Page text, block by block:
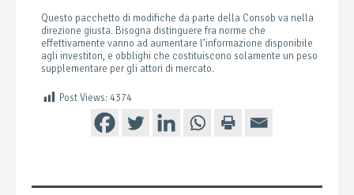
Questo pacchetto di modifiche da parte della Consob va nella
direzione giusta. Bisogna distinguere fra norme che
effettivamente vanno ad aumentare l’informazione disponibile
agli investitori, e obblighi che costituiscono solamente un peso
supplementare per gli attori di mercato.
Post Views: 4374